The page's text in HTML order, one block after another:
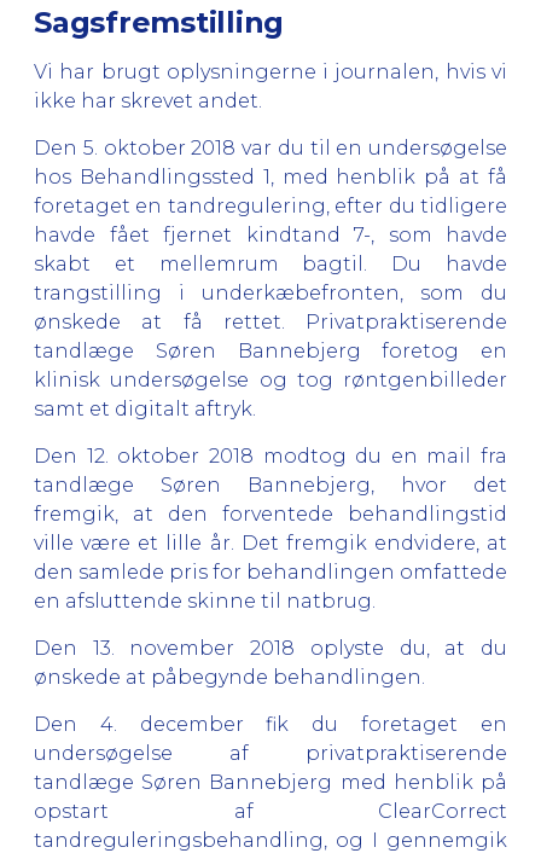
Sagsfremstilling
Vi har brugt oplysningerne i journalen, hvis vi
ikke har skrevet andet.
Den 5. oktober 2018 var du til en undersøgelse
hos Behandlingssted 1, med henblik på at få
foretaget en tandregulering, efter du tidligere
havde fået fjernet kindtand 7-, som havde
skabt et mellemrum bagtil. Du havde
trangstilling i underkæbefronten, som du
ønskede at få rettet. Privatpraktiserende
tandlæge Søren Bannebjerg foretog en
klinisk undersøgelse og tog røntgenbilleder
samt et digitalt aftryk.
Den 12. oktober 2018 modtog du en mail fra
tandlæge Søren Bannebjerg, hvor det
fremgik, at den forventede behandlingstid
ville være et lille år. Det fremgik endvidere, at
den samlede pris for behandlingen omfattede
en afsluttende skinne til natbrug.
Den 13. november 2018 oplyste du, at du
ønskede at påbegynde behandlingen.
Den 4. december fik du foretaget en
undersøgelse af privatpraktiserende
tandlæge Søren Bannebjerg med henblik på
opstart af ClearCorrect
tandreguleringsbehandling, og I gennemgik